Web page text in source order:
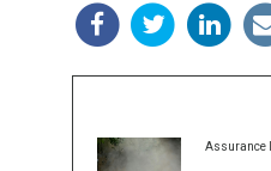
Assurance